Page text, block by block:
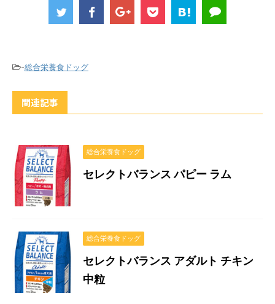
-総合栄養食ドッグ
関連記事
総合栄養食ドッグ
セレクトバランス パピー ラム
総合栄養食ドッグ
セレクトバランス アダルト チキン
中粒